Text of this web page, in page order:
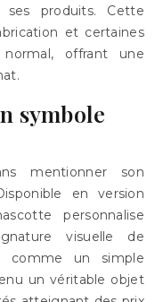
produits. Cette
et certaines
offrant une
symbole
mentionner son
en version
personnalise
visuelle de
comme un simple
un véritable objet